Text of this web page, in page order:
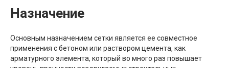
Назначение
Основным назначением сетки является ее совместное
применения с бетоном или раствором цемента, как
арматурного элемента, который во много раз повышает